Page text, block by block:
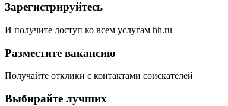
Зарегистрируйтесь
И получите доступ ко всем услугам hh.ru
Разместите вакансию
Получайте отклики с контактами соискателей
Выбирайте лучших